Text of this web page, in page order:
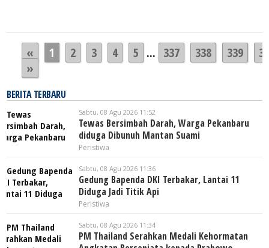
« 1 2 3 4 5 ... 337 338 339
»
BERITA TERBARU
Sabtu, 08 Agu 2026 11:52
Tewas Bersimbah Darah, Warga Pekanbaru
diduga Dibunuh Mantan Suami
Peristiwa
Sabtu, 08 Agu 2026 11:36
Gedung Bapenda DKI Terbakar, Lantai 11
Diduga Jadi Titik Api
Peristiwa
Sabtu, 08 Agu 2026 11:34
PM Thailand Serahkan Medali Kehormatan